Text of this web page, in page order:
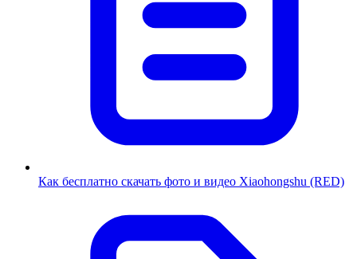
Как бесплатно скачать фото и видео Xiaohongshu (RED)